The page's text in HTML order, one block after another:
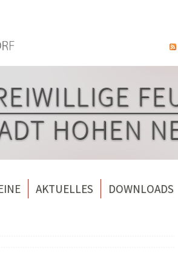
AKTUELLES DOWNLOADS